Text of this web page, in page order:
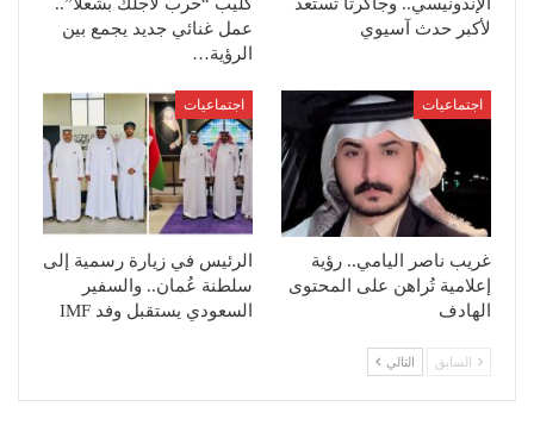
لأكبر حدث آسيوي
عمل غنائي جديد يجمع بين
الرؤية…
اجتماعيات
غريب ناصر اليامي.. رؤية
إعلامية تُراهن على المحتوى
الهادف
اجتماعيات
الرئيس في زيارة رسمية إلى
سلطنة عُمان.. والسفير
السعودي يستقبل وفد IMF
السابق التالي